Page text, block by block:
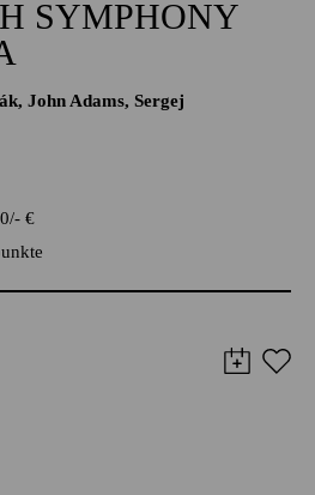
SYMPHONY
John Adams, Sergej
- €